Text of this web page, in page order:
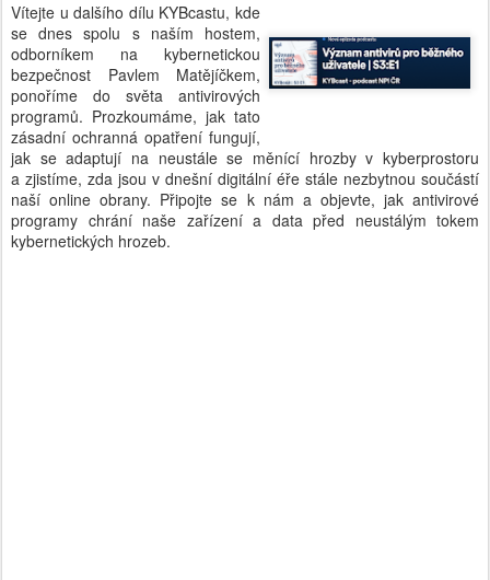
Vítejte u dalšího dílu KYBcastu, kde
se dnes spolu s naším hostem,
odborníkem na kybernetickou
bezpečnost Pavlem Matějíčkem,
ponoříme do světa antivirových
programů. Prozkoumáme, jak tato
zásadní ochranná opatření fungují,
jak se adaptují na neustále se měnící hrozby v kyberprostoru
a zjistíme, zda jsou v dnešní digitální éře stále nezbytnou součástí
naší online obrany. Připojte se k nám a objevte, jak antivirové
programy chrání naše zařízení a data před neustálým tokem
kybernetických hrozeb.